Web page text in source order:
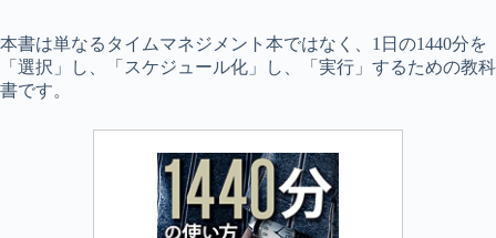
本書は単なるタイムマネジメント本ではなく、1日の1440分を
「選択」し、「スケジュール化」し、「実行」するための教科
書です。